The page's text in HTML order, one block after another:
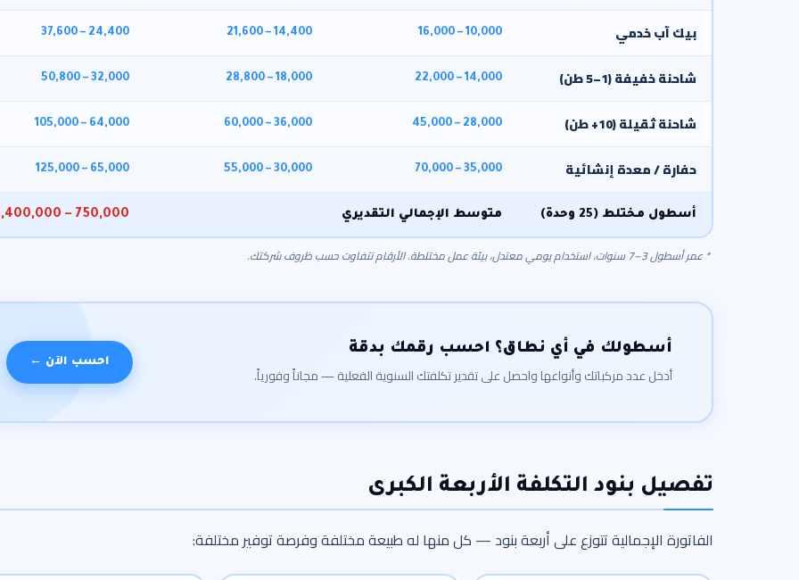
بيك آب خدمي 10,000 – 16,000
14,400 – 21,600
24,400 – 37,600
شاحنة خفيفة (1–5 طن) 14,000 – 22,000
18,000 – 28,800
32,000 – 50,800
شاحنة ثقيلة (10+ طن) 28,000 – 45,000
36,000 – 60,000
64,000 – 105,000
حفارة / معدة إنشائية 35,000 – 70,000
30,000 – 55,000
65,000 – 125,000
أسطول مختلط (25 وحدة) متوسط الإجمالي التقديري 750,000 – 1,400,000
* عمر أسطول 3–7 سنوات، استخدام يومي معتدل، بيئة عمل مختلطة. الأرقام تتفاوت حسب ظروف شركتك.
أسطولك في أي نطاق؟ احسب رقمك بدقة
أدخل عدد مركباتك وأنواعها واحصل على تقدير تكلفتك السنوية الفعلية — مجاناً وفورياً.
احسب الآن ←
تفصيل بنود التكلفة الأربعة الكبرى
الفاتورة الإجمالية تتوزع على أربعة بنود — كل منها له طبيعة مختلفة وفرصة توفير مختلفة: